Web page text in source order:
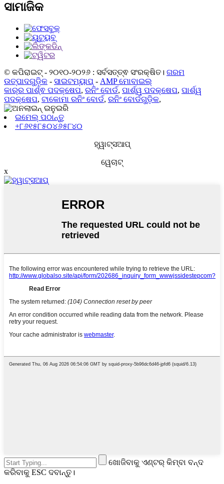
ସାମାଜିକ
© କପିରାଇଟ୍ - ୨୦୧୦-୨୦୨୬ : ସର୍ବସତ୍ତ୍ଵ ସଂରକ୍ଷିତ। ଗରମ
ଉତ୍ପାଦଗୁଡ଼ିକ - ସାଇଟମ୍ୟାପ୍ - AMP ମୋବାଇଲ୍
କାର୍‌ର ପାର୍ଶ୍ଵ ପଦକ୍ଷେପ, ରନିଂ ବୋର୍ଡ, ପାର୍ଶ୍ୱ ପଦକ୍ଷେପ, ପାର୍ଶ୍ୱ
ପଦକ୍ଷେପ, ଟାକୋମା ରନିଂ ବୋର୍ଡ, ରନିଂ ବୋର୍ଡଗୁଡ଼ିକ,
ଇମେଲ୍ ପଠାନ୍ତୁ
+୮୬୧୫୮୫୦୪୬୫୮୪୦
ହ୍ୱାଟ୍ସଆପ୍
ୱେଚାଟ୍
x
ଖୋଜିବାକୁ ଏଣ୍ଟର୍ କିମ୍ବା ବନ୍ଦ
କରିବାକୁ ESC ଦବାନ୍ତୁ।